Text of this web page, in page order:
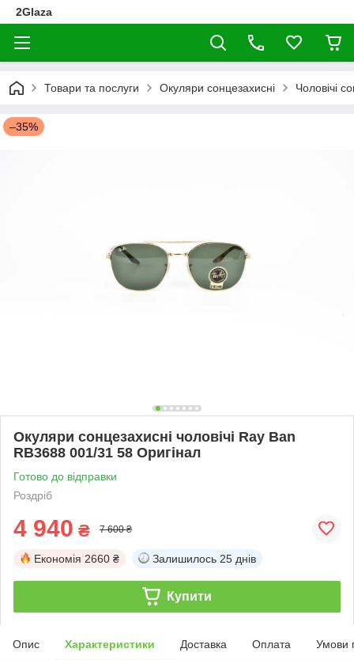
2Glaza
Товари та послуги Окуляри сонцезахисні Чоловічі
–35%
Окуляри сонцезахисні чоловічі Ray Ban
RB3688 001/31 58 Оригінал
Готово до відправки
Роздріб
4 940 ₴ 7 600 ₴
Економія 2660 ₴ Залишилось 25 днів
Купити
Опис Характеристики Доставка Оплата Умови